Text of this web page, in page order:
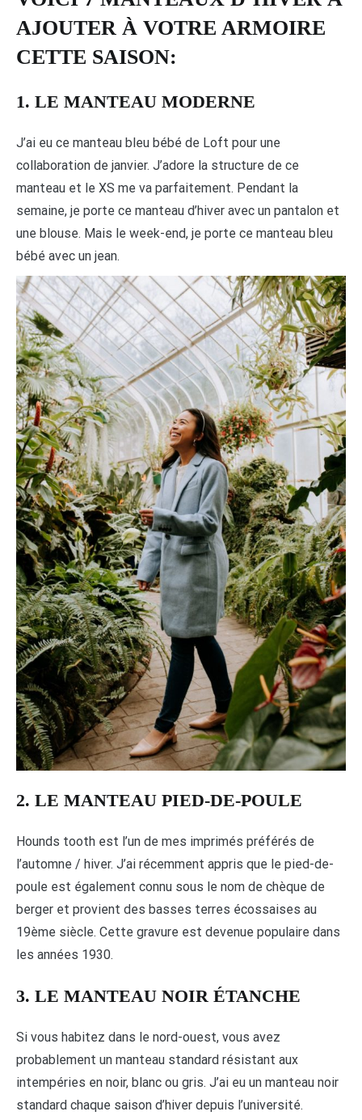
AJOUTER À VOTRE ARMOIRE
CETTE SAISON:
1. LE MANTEAU MODERNE
J’ai eu ce manteau bleu bébé de Loft pour une
collaboration de janvier. J’adore la structure de ce
manteau et le XS me va parfaitement. Pendant la
semaine, je porte ce manteau d’hiver avec un pantalon et
une blouse. Mais le week-end, je porte ce manteau bleu
bébé avec un jean.
2. LE MANTEAU PIED-DE-POULE
Hounds tooth est l’un de mes imprimés préférés de
l’automne / hiver. J’ai récemment appris que le pied-de-
poule est également connu sous le nom de chèque de
berger et provient des basses terres écossaises au
19ème siècle. Cette gravure est devenue populaire dans
les années 1930.
3. LE MANTEAU NOIR ÉTANCHE
Si vous habitez dans le nord-ouest, vous avez
probablement un manteau standard résistant aux
intempéries en noir, blanc ou gris. J’ai eu un manteau noir
standard chaque saison d’hiver depuis l’université.